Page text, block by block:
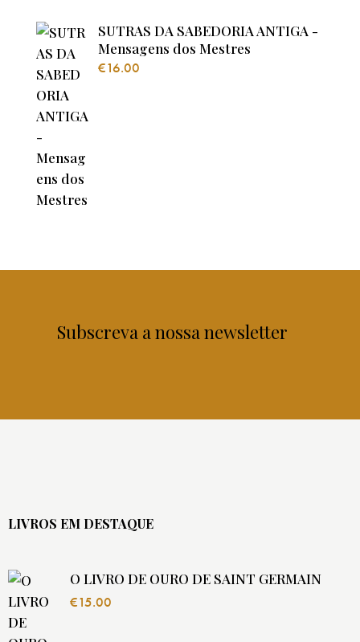
SUTRAS DA SABEDORIA ANTIGA -
Mensagens dos Mestres
€16.00
Subscreva a nossa newsletter
LIVROS EM DESTAQUE
O LIVRO DE OURO DE SAINT GERMAIN
€15.00